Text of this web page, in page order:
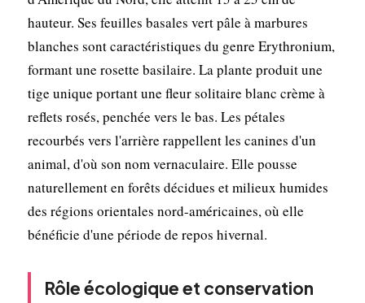
hauteur. Ses feuilles basales vert pâle à marbures
blanches sont caractéristiques du genre Erythronium,
formant une rosette basilaire. La plante produit une
tige unique portant une fleur solitaire blanc crème à
reflets rosés, penchée vers le bas. Les pétales
recourbés vers l'arrière rappellent les canines d'un
animal, d'où son nom vernaculaire. Elle pousse
naturellement en forêts décidues et milieux humides
des régions orientales nord-américaines, où elle
bénéficie d'une période de repos hivernal.
Rôle écologique et conservation